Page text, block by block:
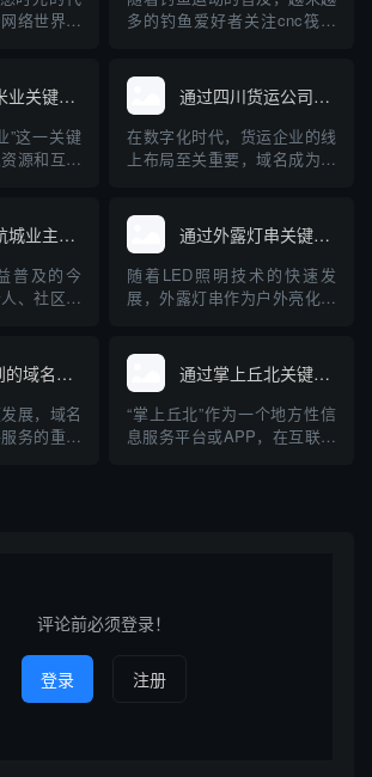
络世界中
快速、准
联信息是
。本文将
工具的原
多的钓鱼爱好者关注cnc筏钓
牌的域名注册及查询成为大家
关心的问题。本文将从“cnc筏
钓轮”出发，介绍如何查询相关
域名，并普及域名查询的基础
通过中粮米业关键词查询到的域名
”这一关键
源和互联
注册与保
体案例，
局、加强
，为中小
通过四川货运公司查询域名
在数字化时代，货运企业的线
上布局至关重要，域名成为企
公司查询其域名，以及域名在
货运行业中的重要作用，帮助
企业和个人规范管理和查询域
名，提高网络安全意识。
通过燕京航城业主群查询域名
普及的今
、社区、
如何通过
高效查找
们关注的
名的基础
通过外露灯串关键词查询到的域名
随着LED照明技术的快速发
展，外露灯串作为户外亮化工
升。用户或企业在选择外露灯
串产品时，经常通过关键词搜
索，以获得相关的资讯、产品
或供应商信息。本文介绍了通
wire查询到的域名网站
展，域名
务的重要
户查询特
息。本文
通过掌上丘北关键词查询到的域名
“掌上丘北”作为一个地方性信
息服务平台或APP，在互联网
开...
评论前必须登录！
登录 注册